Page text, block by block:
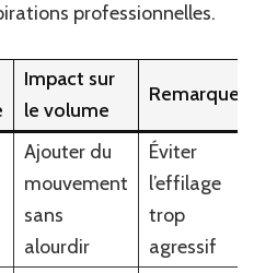
professionnelles.
Impact sur
le volume
Remarques
Ajouter du
mouvement
sans
alourdir
Éviter
l’effilage
trop
agressif